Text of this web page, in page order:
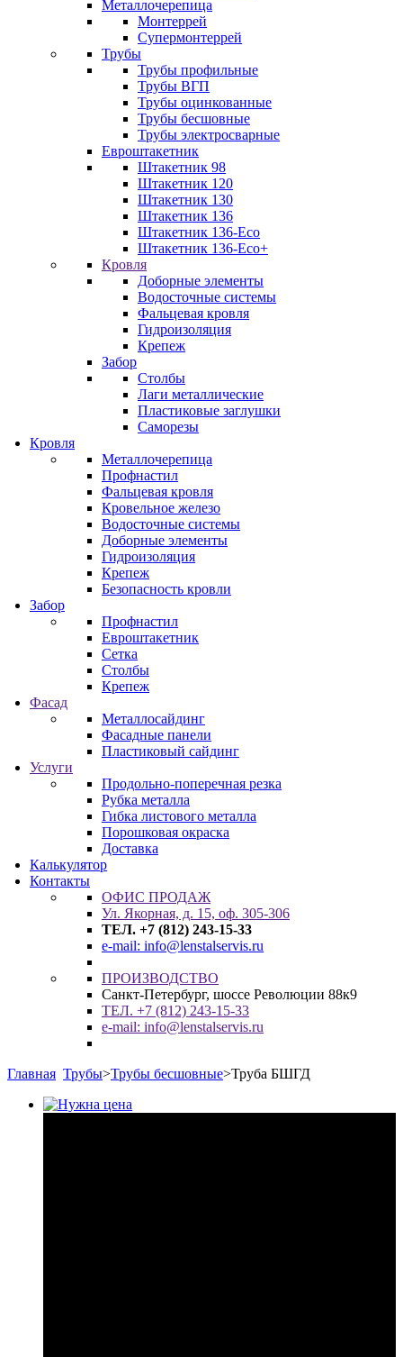
Металлочерепица
Монтеррей
Супермонтеррей
Трубы
Трубы профильные
Трубы ВГП
Трубы оцинкованные
Трубы бесшовные
Трубы электросварные
Евроштакетник
Штакетник 98
Штакетник 120
Штакетник 130
Штакетник 136
Штакетник 136-Eco
Штакетник 136-Eco+
Кровля
Доборные элементы
Водосточные системы
Фальцевая кровля
Гидроизоляция
Крепеж
Забор
Столбы
Лаги металлические
Пластиковые заглушки
Саморезы
Кровля
Металлочерепица
Профнастил
Фальцевая кровля
Кровельное железо
Водосточные системы
Доборные элементы
Гидроизоляция
Крепеж
Безопасность кровли
Забор
Профнастил
Евроштакетник
Сетка
Столбы
Крепеж
Фасад
Металлосайдинг
Фасадные панели
Пластиковый сайдинг
Услуги
Продольно-поперечная резка
Рубка металла
Гибка листового металла
Порошковая окраска
Доставка
Калькулятор
Контакты
ОФИС ПРОДАЖ
Ул. Якорная, д. 15, оф. 305-306
ТЕЛ. +7 (812) 243-15-33
e-mail: info@lenstalservis.ru
ПРОИЗВОДСТВО
Санкт-Петербург, шоссе Революции 88к9
ТЕЛ. +7 (812) 243-15-33
e-mail: info@lenstalservis.ru
Главная Трубы>Трубы бесшовные>Труба БШГД